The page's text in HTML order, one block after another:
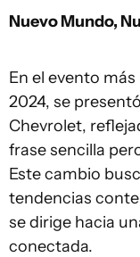
Nuevo Mundo,
En el evento
2024, se
Chevrolet,
frase sencilla
Este cambio
tendencias
se dirige hacia
conectada.